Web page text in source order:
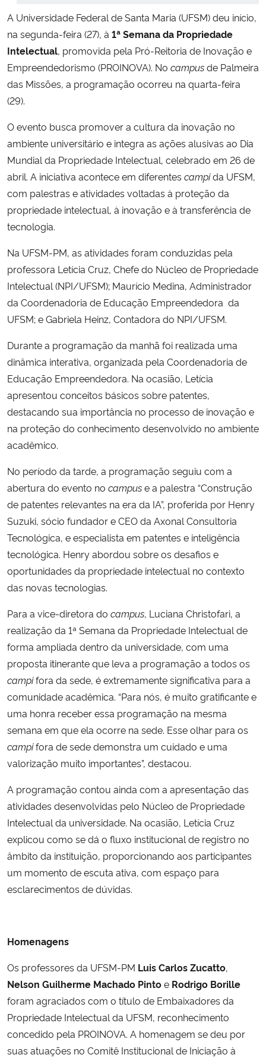
Secretaria-Geral
Secretaria de Governo
Gabinete de Segurança Institucional
Banco Central do Brasil
Planalto
A Universidade Federal de Santa Maria (UFSM) deu início,
na segunda-feira (27), à 1ª Semana da Propriedade
Intelectual, promovida pela Pró-Reitoria de Inovação e
Empreendedorismo (PROINOVA). No campusde Palmeira
das Missões, a programação ocorreu na quarta-feira
(29).
O evento busca promover a cultura da inovação no
ambiente universitário e integra as ações alusivas ao Dia
Mundial da Propriedade Intelectual, celebrado em 26 de
abril. A iniciativa acontece em diferentes campida UFSM,
com palestras e atividades voltadas à proteção da
propriedade intelectual, à inovação e à transferência de
tecnologia.
Na UFSM-PM, as atividades foram conduzidas pela
professora Letícia Cruz, Chefe do Núcleo de Propriedade
Intelectual (NPI/UFSM); Maurício Medina, Administrador
da Coordenadoria de Educação Empreendedora da
UFSM; e Gabriela Heinz, Contadora do NPI/UFSM.
Durante a programação da manhã foi realizada uma
dinâmica interativa, organizada pela Coordenadoria de
Educação Empreendedora. Na ocasião, Letícia
apresentou conceitos básicos sobre patentes,
destacando sua importância no processo de inovação e
na proteção do conhecimento desenvolvido no ambiente
acadêmico.
No período da tarde, a programação seguiu com a
abertura do evento no campuse a palestra “Construção
de patentes relevantes na era da IA”, proferida por Henry
Suzuki, sócio fundador e CEO da Axonal Consultoria
Tecnológica, e especialista em patentes e inteligência
tecnológica. Henry abordou sobre os desafios e
oportunidades da propriedade intelectual no contexto
das novas tecnologias.
Para a vice-diretora do campus, Luciana Christofari, a
realização da 1ª Semana da Propriedade Intelectual de
forma ampliada dentro da universidade, com uma
proposta itinerante que leva a programação a todos os
campifora da sede, é extremamente significativa para a
comunidade acadêmica. “Para nós, é muito gratificante e
uma honra receber essa programação na mesma
semana em que ela ocorre na sede. Esse olhar para os
campifora de sede demonstra um cuidado e uma
valorização muito importantes”, destacou.
A programação contou ainda com a apresentação das
atividades desenvolvidas pelo Núcleo de Propriedade
Intelectual da universidade. Na ocasião, Letícia Cruz
explicou como se dá o fluxo institucional de registro no
âmbito da instituição, proporcionando aos participantes
um momento de escuta ativa, com espaço para
esclarecimentos de dúvidas.
Homenagens
Os professores da UFSM-PM Luis Carlos Zucatto,
Nelson Guilherme Machado Pintoe Rodrigo Borille
foram agraciados com o título de Embaixadores da
Propriedade Intelectual da UFSM, reconhecimento
concedido pela PROINOVA. A homenagem se deu por
suas atuações no Comitê Institucional de Iniciação à